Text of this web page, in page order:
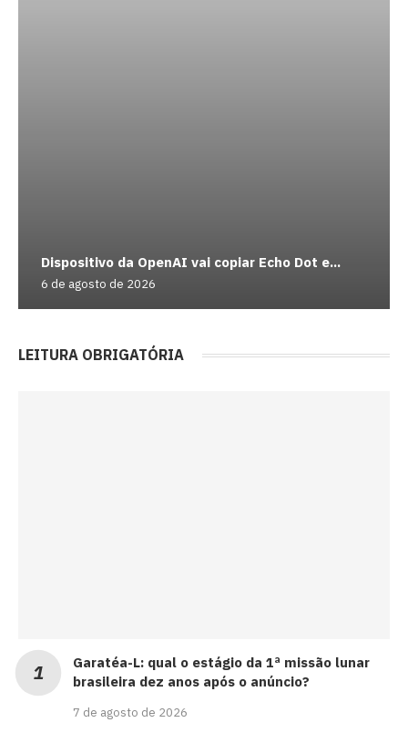
Dispositivo da OpenAI vai copiar Echo Dot e...
6 de agosto de 2026
LEITURA OBRIGATÓRIA
Garatéa-L: qual o estágio da 1ª missão lunar
brasileira dez anos após o anúncio?
7 de agosto de 2026